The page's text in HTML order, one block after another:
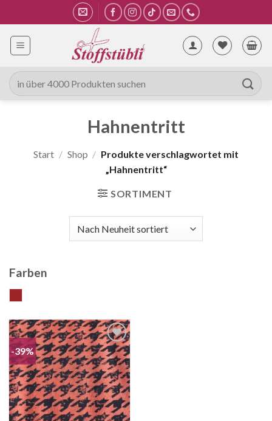
Inhalt
springen
Suche
nach:
Hahnentritt
Start / Shop / Produkte verschlagwortet mit
„Hahnentritt“
SORTIMENT
Farben
-39%
Auf die
Wunschliste